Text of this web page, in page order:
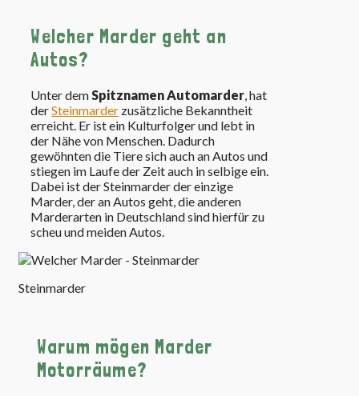
Welcher Marder geht an
Autos?
Unter dem Spitznamen Automarder , hat
derSteinmarder zusätzliche Bekanntheit
erreicht. Er ist ein Kulturfolger und lebt in
der Nähe von Menschen. Dadurch
gewöhnten die Tiere sich auch an Autos und
stiegen im Laufe der Zeit auch in selbige ein.
Dabei ist der Steinmarder der einzige
Marder, der an Autos geht, die anderen
Marderarten in Deutschland sind hierfür zu
scheu und meiden Autos.
Steinmarder
Warum mögen Marder
Motorräume?